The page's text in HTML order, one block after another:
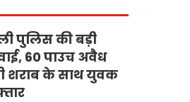
पुलिस की बड़ी
60 पाउच अवैध
शराब के साथ युवक